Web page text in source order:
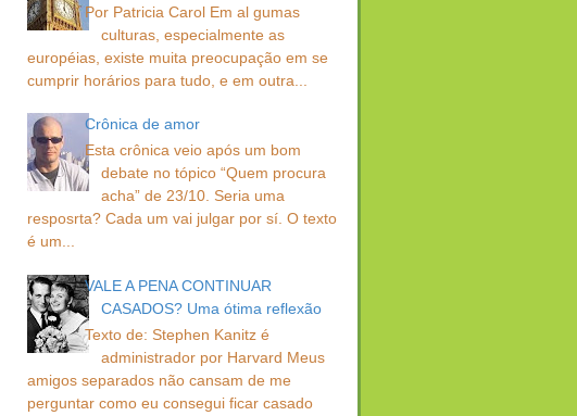
Por Patricia Carol Em al gumas
culturas, especialmente as
européias, existe muita preocupação em se
cumprir horários para tudo, e em outra...
Crônica de amor
Esta crônica veio após um bom
debate no tópico “Quem procura
acha” de 23/10. Seria uma
resposrta? Cada um vai julgar por sí. O texto
é um...
VALE A PENA CONTINUAR
CASADOS? Uma ótima reflexão
Texto de: Stephen Kanitz é
administrador por Harvard Meus
amigos separados não cansam de me
perguntar como eu consegui ficar casado